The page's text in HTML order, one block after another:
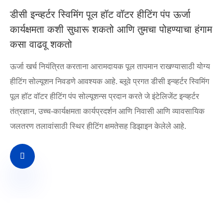
डीसी इन्व्हर्टर स्विमिंग पूल हॉट वॉटर हीटिंग पंप ऊर्जा
कार्यक्षमता कशी सुधारू शकतो आणि तुमचा पोहण्याचा हंगाम
कसा वाढवू शकतो
ऊर्जा खर्च नियंत्रित करताना आरामदायक पूल तापमान राखण्यासाठी योग्य
हीटिंग सोल्यूशन निवडणे आवश्यक आहे. ब्लूवे प्रगत डीसी इन्व्हर्टर स्विमिंग
पूल हॉट वॉटर हीटिंग पंप सोल्यूशन्स प्रदान करते जे इंटेलिजेंट इन्व्हर्टर
तंत्रज्ञान, उच्च-कार्यक्षमता कार्यप्रदर्शन आणि निवासी आणि व्यावसायिक
जलतरण तलावांसाठी स्थिर हीटिंग क्षमतेसह डिझाइन केलेले आहे.
